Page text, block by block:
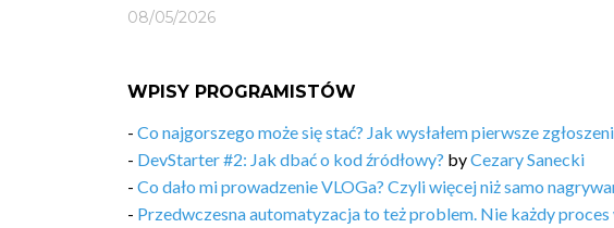
08/05/2026
WPISY PROGRAMISTÓW
- Co najgorszego może się stać? Jak wysłałem pierwsze
- DevStarter #2: Jak dbać o kod źródłowy? byCezary Sanecki
- Co dało mi prowadzenie VLOGa? Czyli więcej niż samo
- Przedwczesna automatyzacja to też problem. Nie każdy